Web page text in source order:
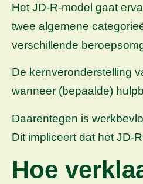
Het JD-R-model gaat
twee algemene
verschillende
De kernveronderstelling
wanneer (bepaalde)
Daarentegen is
Dit impliceert dat het JD-
Hoe